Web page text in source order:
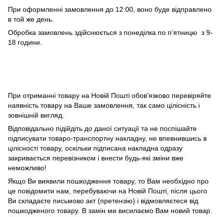
При оформленні замовлення до 12:00, воно буде відправлено
в той же день.
Обробка замовлень здійснюється з понеділка по п’ятницю з 9-
18 години.
При отриманні товару на Новій Пошті обов'язково перевіряйте
наявність товару на Ваше замовлення, так само цілісність і
зовнішній вигляд.
Відповідально підійдіть до даної ситуації та не поспішайте
підписувати товаро-транспортну накладну, не впевнившись в
цілісності товару, оскільки підписана накладна одразу
закривається перевізником і внести будь-які зміни вже
неможливо!
Якщо Ви виявили пошкодження товару, то Вам необхідно про
це повідомити нам, перебуваючи на Новій Пошті, після цього
Ви складаєте письмово акт (претензію) і відмовляєтеся від
пошкодженого товару. В замін ми висилаємо Вам новий товар.